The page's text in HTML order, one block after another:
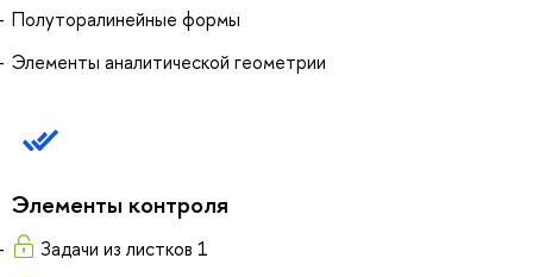
Полуторалинейные формы
Элементы аналитической геометрии
Элементы контроля
Задачи из листков 1